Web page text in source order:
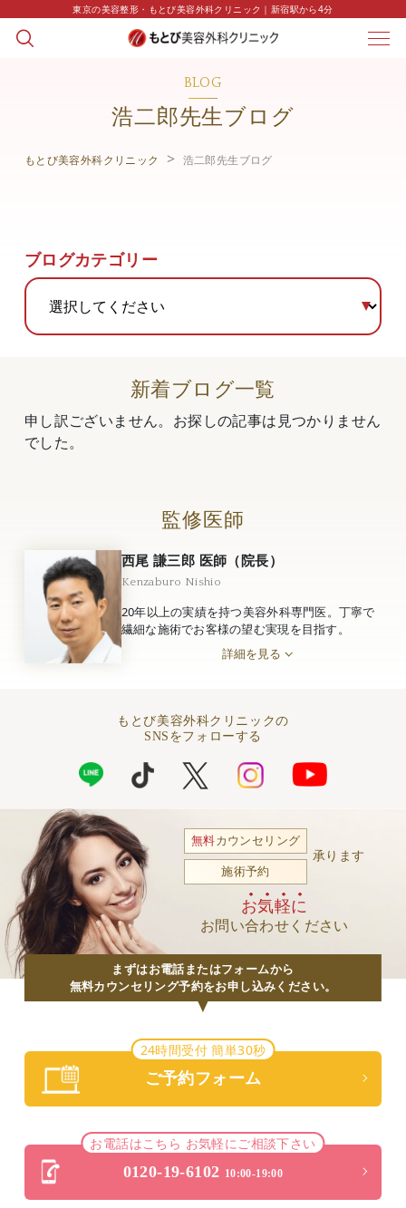
東京の美容整形・もとび美容外科クリニック｜新宿駅から4分
BLOG
浩二郎先生ブログ
もとび美容外科クリニック 浩二郎先生ブログ
ブログカテゴリー
新着ブログ一覧
申し訳ございません。お探しの記事は見つかりません
でした。
監修医師
西尾 謙三郎 医師（院長）
Kenzaburo Nishio
20年以上の実績を持つ美容外科専門医。丁寧で
繊細な施術でお客様の望む実現を目指す。
詳細を見る
もとび美容外科クリニックの
SNSをフォローする
無料カウンセリング
施術予約
承ります
お気軽に
お問い合わせください
まずはお電話またはフォームから
無料カウンセリング予約をお申し込みください。
24時間受付 簡単30秒
ご予約フォーム
お電話はこちら お気軽にご相談下さい
0120-19-6102 10:00-19:00